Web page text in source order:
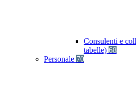
Consulenti e
tabelle) 68
Personale 70